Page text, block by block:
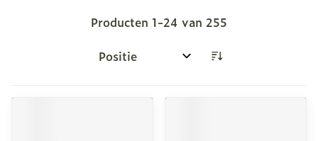
Producten 1-24 van 255
Sorteer op: